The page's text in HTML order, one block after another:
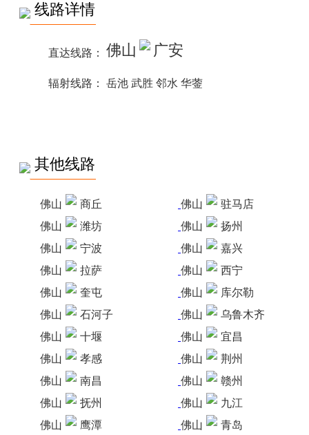
线路详情
直达线路： 佛山 广安
辐射线路： 岳池 武胜 邻水 华蓥
其他线路
佛山 商丘 佛山
驻马店
佛山
潍坊 佛山
扬州
佛山
宁波 佛山
嘉兴
佛山
拉萨 佛山
西宁
佛山
奎屯 佛山
库尔勒
佛山
石河子 佛山
乌鲁木齐
佛山
十堰 佛山
宜昌
佛山
孝感 佛山
荆州
佛山
南昌 佛山
赣州
佛山
抚州 佛山
九江
佛山
鹰潭 佛山
青岛